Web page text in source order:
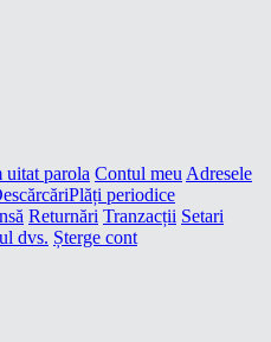
uitat parola Contul meu Adresele
Plăți periodice
Returnări Tranzacții Setari
dvs. Șterge cont